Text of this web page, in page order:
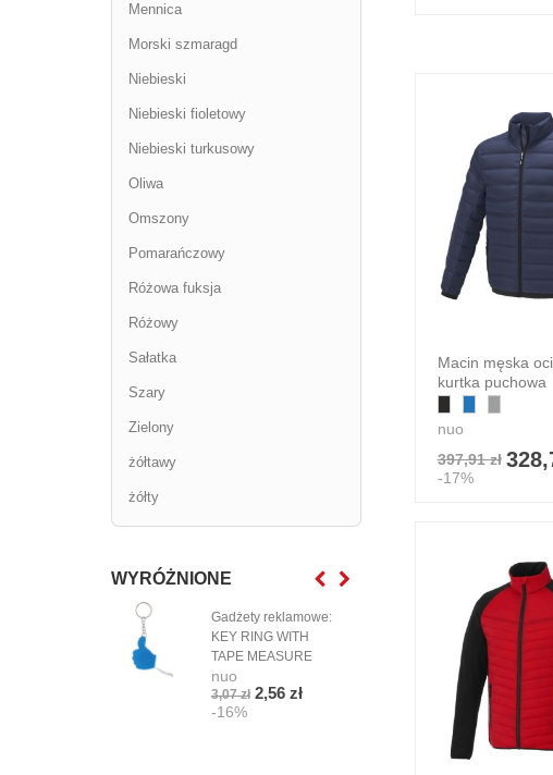
Macin męska
kurtka puchowa
nuo
397,91 zł
-17%
Mennica
Morski szmaragd
Niebieski
Niebieski fioletowy
Niebieski turkusowy
Oliwa
Omszony
Pomarańczowy
Różowa fuksja
Różowy
Sałatka
Szary
Zielony
żółtawy
żółty
WYRÓŻNIONE
Gadżety reklamowe:
KEY RING WITH
TAPE MEASURE
nuo
3,07 zł 2,56 zł
-16%
Gradientowy
Oriole ściągany
sznurkiem
nuo
5,08 zł
-17%